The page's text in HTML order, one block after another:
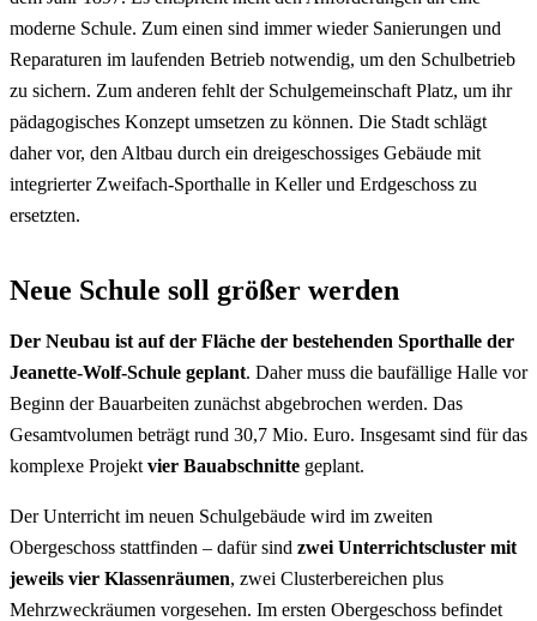
moderne Schule. Zum einen sind immer wieder Sanierungen und
Reparaturen im laufenden Betrieb notwendig, um den Schulbetrieb
zu sichern. Zum anderen fehlt der Schulgemeinschaft Platz, um ihr
pädagogisches Konzept umsetzen zu können. Die Stadt schlägt
daher vor, den Altbau durch ein dreigeschossiges Gebäude mit
integrierter Zweifach-Sporthalle in Keller und Erdgeschoss zu
ersetzten.
Neue Schule soll größer werden
Der Neubau ist auf der Fläche der bestehenden Sporthalle der
Jeanette-Wolf-Schule geplant. Daher muss die baufällige Halle vor
Beginn der Bauarbeiten zunächst abgebrochen werden. Das
Gesamtvolumen beträgt rund 30,7 Mio. Euro. Insgesamt sind für das
komplexe Projekt vier Bauabschnitte geplant.
Der Unterricht im neuen Schulgebäude wird im zweiten
Obergeschoss stattfinden – dafür sind zwei Unterrichtscluster mit
jeweils vier Klassenräumen, zwei Clusterbereichen plus
Mehrzweckräumen vorgesehen. Im ersten Obergeschoss befindet